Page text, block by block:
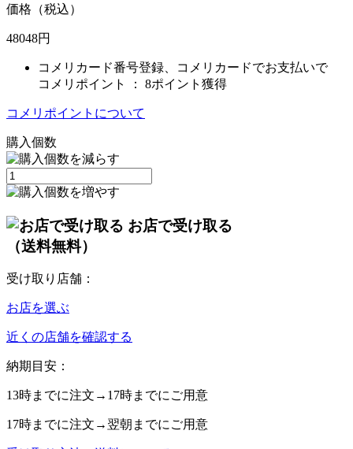
価格（税込）
48048円
コメリカード番号登録、コメリカードでお支払いで
コメリポイント ： 8ポイント獲得
コメリポイントについて
購入個数
お店で受け取る
（送料無料）
受け取り店舗：
お店を選ぶ
近くの店舗を確認する
納期目安：
13時までに注文→ 17時までにご用意
17時までに注文→ 翌朝 までにご用意